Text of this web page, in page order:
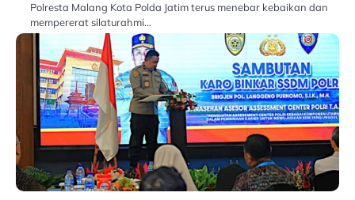
Polresta Malang Kota Polda Jatim terus menebar kebaikan dan
mempererat silaturahmi…